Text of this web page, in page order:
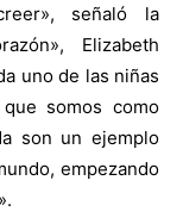
señaló la
Elizabeth
uno de las niñas
somos como
son un ejemplo
empezando